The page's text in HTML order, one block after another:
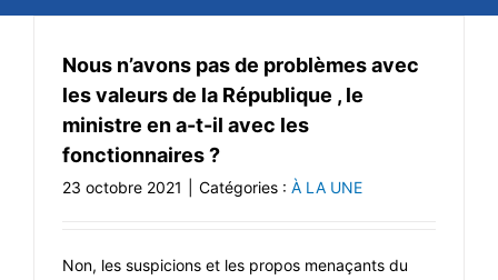
Nous n’avons pas de problèmes avec
les valeurs de la République , le
ministre en a-t-il avec les
fonctionnaires ?
23 octobre 2021 Catégories : À LA UNE
Non, les suspicions et les propos menaçants du